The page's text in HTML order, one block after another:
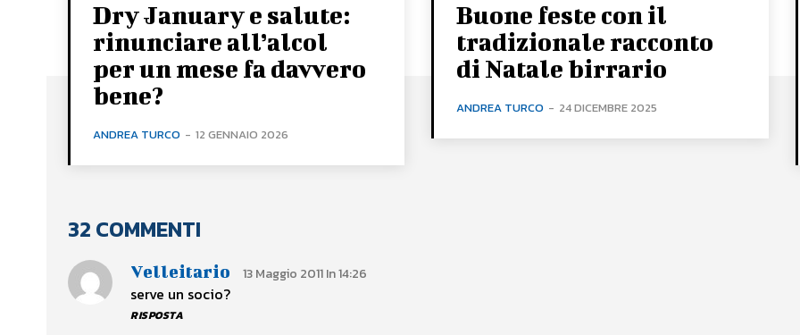
Dry January e salute:
rinunciare all’alcol
per un mese fa davvero
bene?
ANDREA TURCO - 12 GENNAIO 2026
Buone feste con il
tradizionale racconto
di Natale birrario
ANDREA TURCO - 24 DICEMBRE 2025
32 COMMENTI
Velleitario 13 Maggio 2011 In 14:26
serve un socio?
RISPOSTA